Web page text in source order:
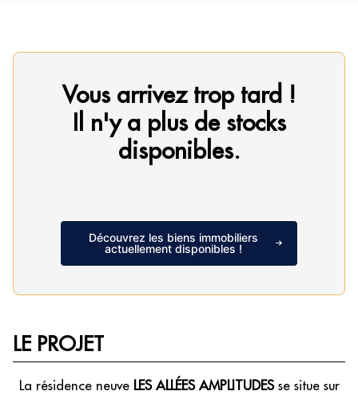
Vous arrivez trop tard !
Il n'y a plus de stocks
disponibles.
Découvrez les biens immobiliers
actuellement disponibles !
LE PROJET
La résidence neuve LES ALLÉES AMPLITUDESse situe sur